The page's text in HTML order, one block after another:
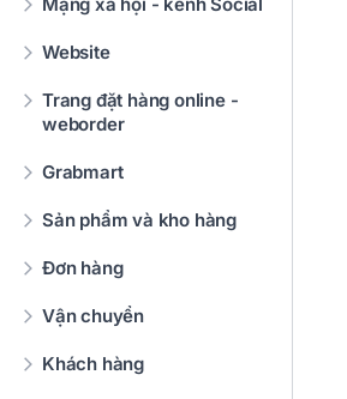
Website
Trang đặt hàng online -
weborder
Grabmart
Sản phẩm và kho hàng
Đơn hàng
Vận chuyển
Khách hàng